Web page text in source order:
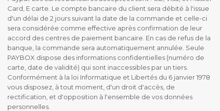
Card, E carte. Le compte bancaire du client sera débité à l'issue
d'un délai de 2 jours suivant la date de la commande et celle-ci
sera considérée comme effective après confirmation de leur
accord des centres de paiement bancaire. En cas de refus de la
banque, la commande sera automatiquement annulée. Seule
PAYBOX dispose des informations confidentielles (numéro de
carte, date de validité) qui sont inaccessibles par un tiers.
Conformément à la loi Informatique et Libertés du 6 janvier 1978
vous disposez, à tout moment, d'un droit d'accès, de
rectification, et d'opposition à l'ensemble de vos données
personnelles.